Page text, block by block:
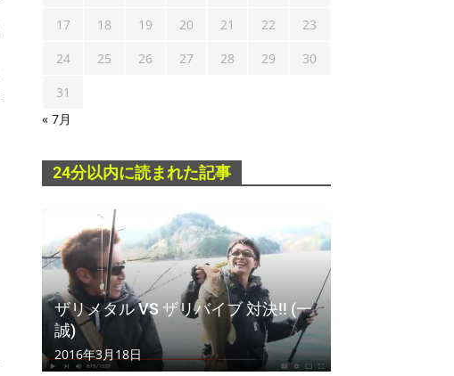
17
18 19 20 21 22
23
24
25 26 27 28 29
30
31
« 7月
24分以内に読まれた記事
ザリメタル VS ザリバイブ 対決!! (一
誠)
2016年3月18日